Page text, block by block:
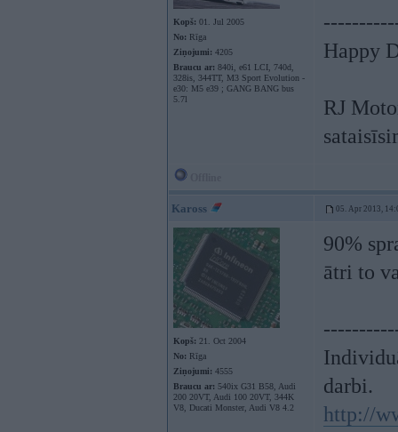
Kopš: 01. Jul 2005
No: Rīga
Ziņojumi: 4205
Braucu ar: 840i, e61 LCI, 740d,
328is, 344TT, M3 Sport Evolution -
e30: M5 e39 ; GANG BANG bus
5.7l
Happy
RJ
Kaross 05. Apr 2013,
Kopš: 21. Oct 2004
No: Rīga
Ziņojumi: 4555
Braucu ar: 540ix G31 B58, Audi
200 20VT, Audi 100 20VT, 344K
V8, Ducati Monster, Audi V8 4.2
90%
ātri to
darbi.
http://